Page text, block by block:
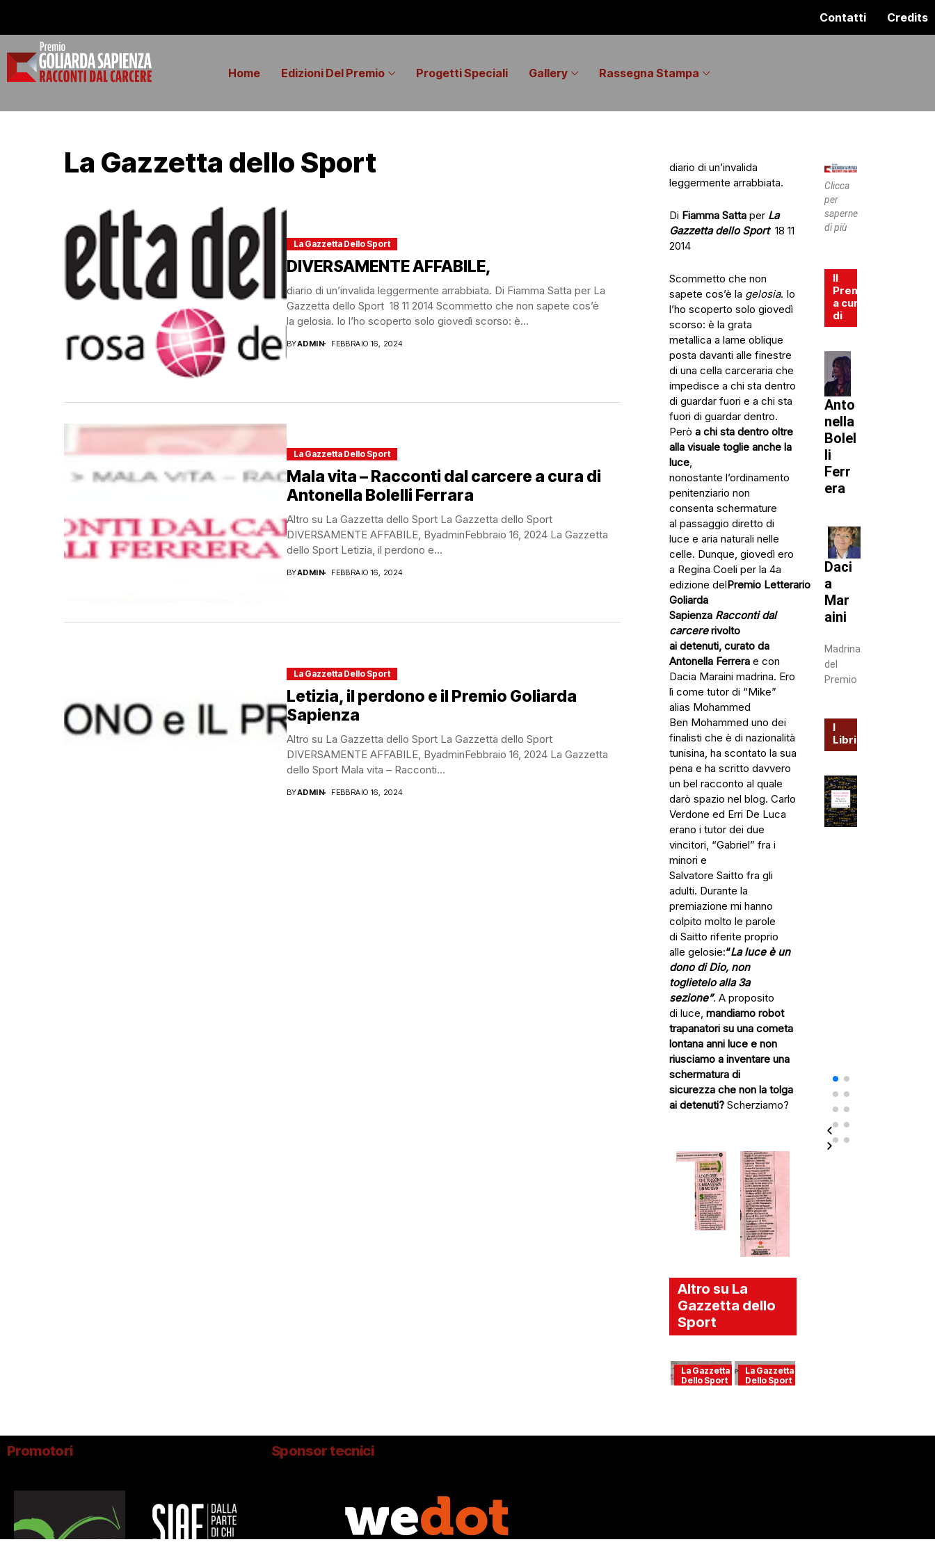
Contatti Credits
Home Edizioni Del Premio Progetti Speciali Gallery Rassegna Stampa
La Gazzetta dello Sport
La Gazzetta Dello Sport
DIVERSAMENTE AFFABILE,​
diario di un’invalida leggermente arrabbiata.​ Di Fiamma Satta per La
Gazzetta dello Sport 18 11 2014​ Scommetto che non sapete cos’è
la gelosia. Io l’ho scoperto solo giovedì scorso: è...
BYADMIN FEBBRAIO 16, 2024
La Gazzetta Dello Sport
Mala vita – Racconti dal carcere a cura di
Antonella Bolelli Ferrara
Altro su La Gazzetta dello Sport La Gazzetta dello Sport
DIVERSAMENTE AFFABILE,​ ByadminFebbraio 16, 2024 La Gazzetta
dello Sport Letizia, il perdono e...
BYADMIN FEBBRAIO 16, 2024
La Gazzetta Dello Sport
Letizia, il perdono e il Premio Goliarda
Sapienza
Altro su La Gazzetta dello Sport La Gazzetta dello Sport
DIVERSAMENTE AFFABILE,​ ByadminFebbraio 16, 2024 La Gazzetta
dello Sport Mala vita – Racconti...
BYADMIN FEBBRAIO 16, 2024
diario di un’invalida
leggermente arrabbiata.​
Di Fiamma Satta per La
Gazzetta dello Sport 18 11
2014​
Scommetto che non
sapete cos’è la gelosia. Io
l’ho scoperto solo giovedì
scorso: è la grata
metallica a lame oblique
posta davanti alle finestre
di una cella carceraria che
impedisce a chi sta dentro
di guardar fuori e a chi sta
fuori di guardar dentro.
Però a chi sta dentro oltre
alla visuale toglie anche la
luce,
nonostante l’ordinamento
penitenziario non
consenta schermature
al passaggio diretto di
luce e aria naturali nelle
celle. Dunque, giovedì ero
a Regina Coeli per la 4a
edizione delPremio Letterario
Goliarda
Sapienza Racconti dal
carcererivolto
ai detenuti, curato da
Antonella Ferrera e con
Dacia Maraini madrina. Ero
lì come tutor di “Mike”
alias Mohammed
Ben Mohammed uno dei
finalisti che è di nazionalità
tunisina, ha scontato la sua
pena e ha scritto davvero
un bel racconto al quale
darò spazio nel blog. Carlo
Verdone ed Erri De Luca
erano i tutor dei due
vincitori, “Gabriel” fra i
minori e
Salvatore Saitto fra gli
adulti. Durante la
premiazione mi hanno
colpito molto le parole
di Saitto riferite proprio
alle gelosie:“La luce è un
dono diDio, non
toglietelo alla 3a
sezione”. A proposito
di luce, mandiamo robot
trapanatori su una cometa
lontana anni luce e non
riusciamo a inventare una
schermatura di
sicurezza che non la tolga
ai detenuti? Scherziamo?​
Altro su La
Gazzetta dello
Sport
La Gazzetta
Dello Sport
Racconti
Ferrara
La Gazzetta
Dello Sport
e il
Clicca
per
saperne
di più
Il
Premio
a cura
di
Anto
nella
Bolel
li
Ferr
era
Daci
a
Mar
aini
Madrina
del
Premio
I
Libri
Promotori Sponsor tecnici